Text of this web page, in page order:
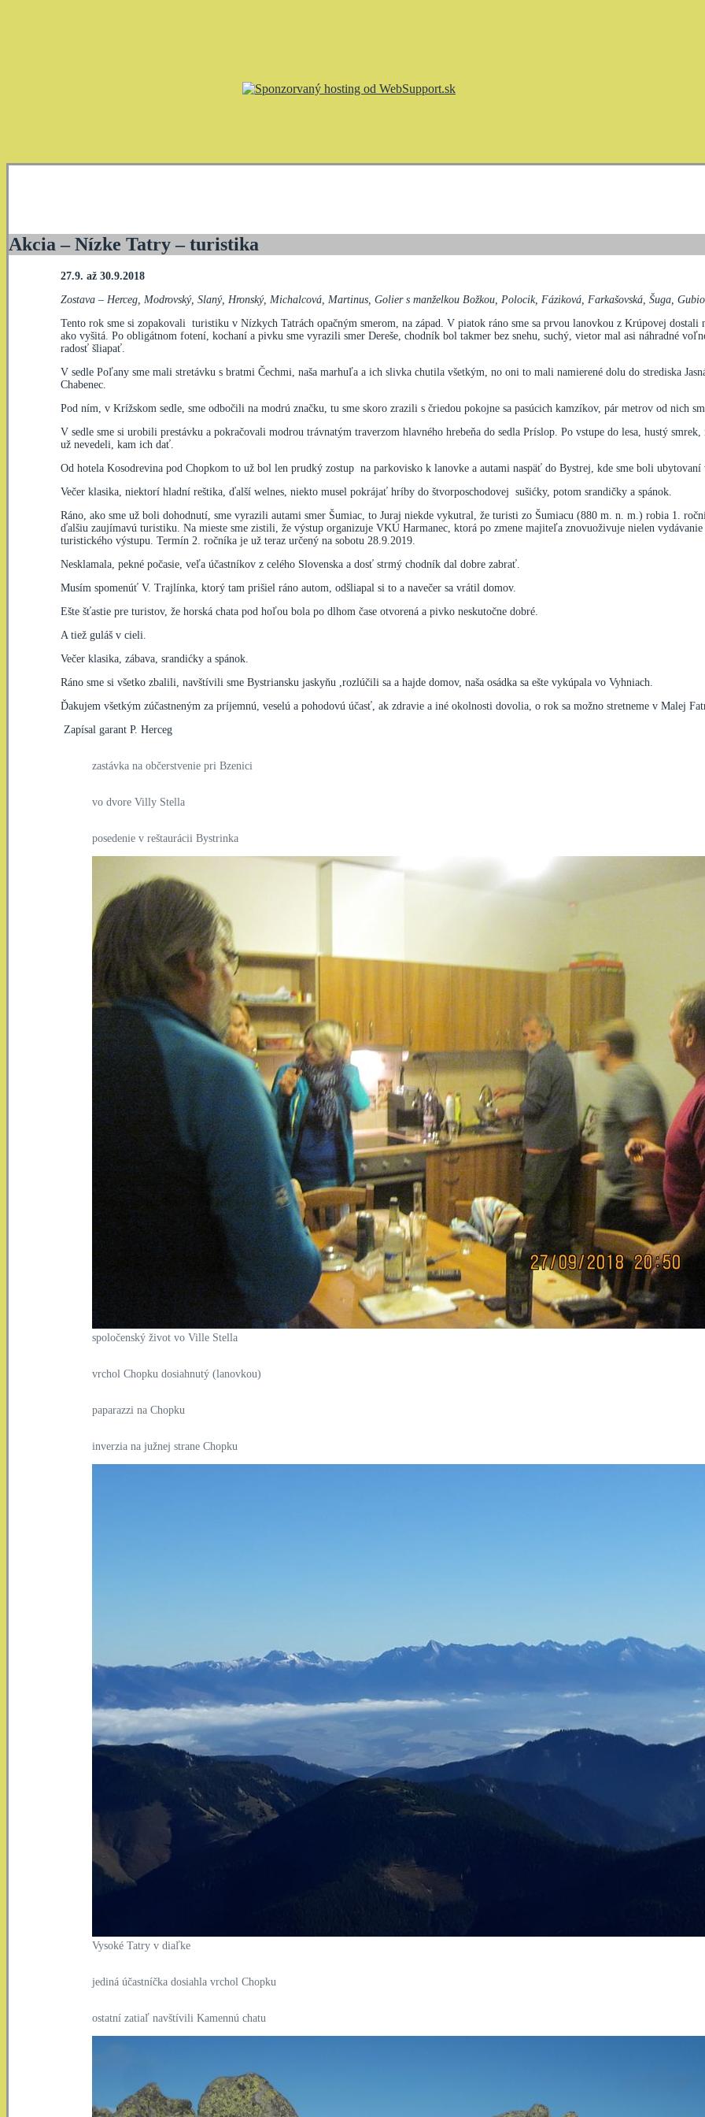
Akcia – Nízke Tatry – turistika
27.9. až 30.9.2018
Zostava – Herceg, Modrovský, Slaný, Hronský, Michalcová, Martinus, Golier s manželkou Božkou, Polocik, Fáziková, Farkašovská, Šuga,
Tento rok sme si zopakovali turistiku v Nízkych Tatrách opačným smerom, na západ. V piatok ráno sme sa prvou lanovkou z Krúpovej
ako vyšitá. Po obligátnom fotení, kochaní a pivku sme vyrazili smer Dereše, chodník bol takmer bez snehu, suchý, vietor mal asi náhradné
radosť šliapať.
V sedle Poľany sme mali stretávku s bratmi Čechmi, naša marhuľa a ich slivka chutila všetkým, no oni to mali namierené dolu do strediska
Chabenec.
Pod ním, v Krížskom sedle, sme odbočili na modrú značku, tu sme skoro zrazili s čriedou pokojne sa pasúcich kamzíkov, pár metrov od nich
V sedle sme si urobili prestávku a pokračovali modrou trávnatým traverzom hlavného hrebeňa do sedla Príslop. Po vstupe do lesa, hustý
už nevedeli, kam ich dať.
Od hotela Kosodrevina pod Chopkom to už bol len prudký zostup na parkovisko k lanovke a autami naspäť do Bystrej, kde sme boli
Večer klasika, niektorí hladní reštika, ďalší welnes, niekto musel pokrájať hríby do štvorposchodovej sušićky, potom srandičky a spánok.
Ráno, ako sme už boli dohodnutí, sme vyrazili autami smer Šumiac, to Juraj niekde vykutral, že turisti zo Šumiacu (880 m. n. m.) robia 1.
ďalšiu zaujímavú turistiku. Na mieste sme zistili, že výstup organizuje VKÚ Harmanec, ktorá po zmene majiteľa znovuoživuje nielen
turistického výstupu. Termín 2. ročníka je už teraz určený na sobotu 28.9.2019.
Nesklamala, pekné počasie, veľa účastníkov z celého Slovenska a dosť strmý chodník dal dobre zabrať.
Musím spomenúť V. Trajlínka, ktorý tam prišiel ráno autom, odšliapal si to a navečer sa vrátil domov.
Ešte šťastie pre turistov, že horská chata pod hoľou bola po dlhom čase otvorená a pivko neskutočne dobré.
A tiež guláš v cieli.
Večer klasika, zábava, srandićky a spánok.
Ráno sme si všetko zbalili, navštívili sme Bystriansku jaskyňu ,rozlúčili sa a hajde domov, naša osádka sa ešte vykúpala vo Vyhniach.
Ďakujem všetkým zúčastneným za príjemnú, veselú a pohodovú účasť, ak zdravie a iné okolnosti dovolia, o rok sa možno stretneme v Malej
Zapísal garant P. Herceg
zastávka na občerstvenie pri Bzenici
vo dvore Villy Stella
posedenie v reštaurácii Bystrinka
spoločenský život vo Ville Stella
vrchol Chopku dosiahnutý (lanovkou)
paparazzi na Chopku
inverzia na južnej strane Chopku
Vysoké Tatry v diaľke
jediná účastníčka dosiahla vrchol Chopku
ostatní zatiaľ navštívili Kamennú chatu